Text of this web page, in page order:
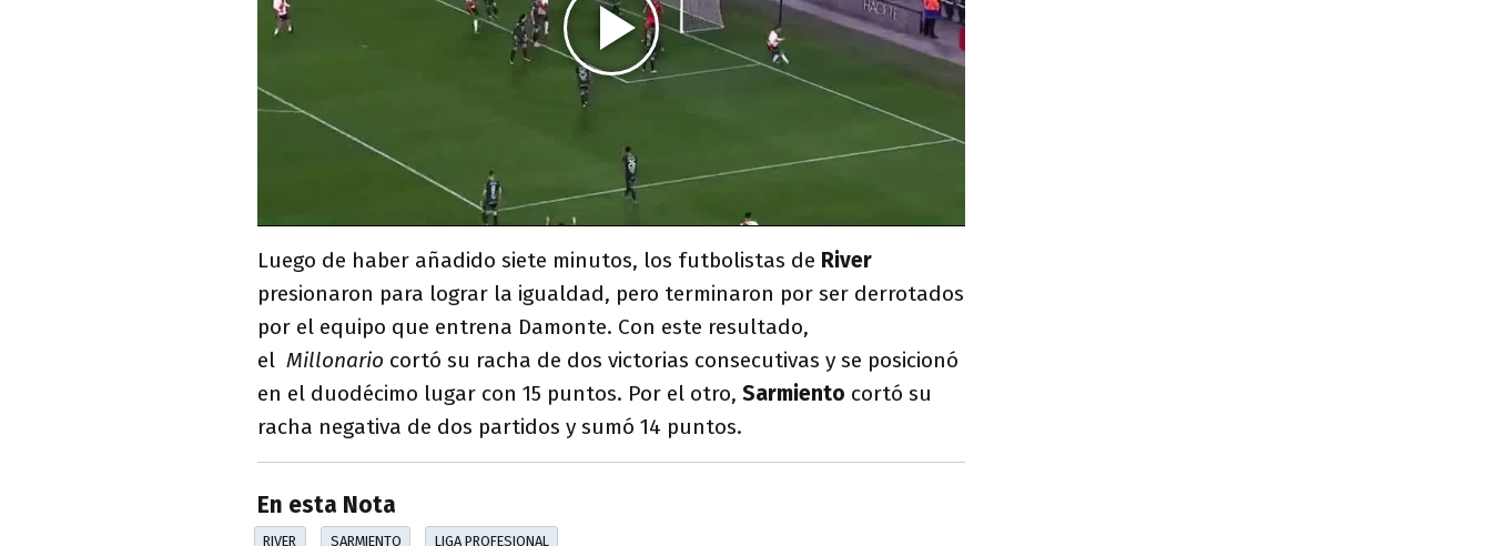
Luego de haber añadido siete minutos, los futbolistas de River
presionaron para lograr la igualdad, pero terminaron por ser derrotados
por el equipo que entrena Damonte. Con este resultado,
el Millonario cortó su racha de dos victorias consecutivas y se posicionó
en el duodécimo lugar con 15 puntos. Por el otro, Sarmiento cortó su
racha negativa de dos partidos y sumó 14 puntos.
En esta Nota
RIVER SARMIENTO LIGA PROFESIONAL